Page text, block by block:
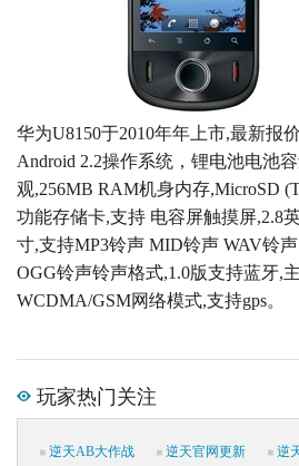
华为U8150于2010年年上市,最新报
Android 2.2操作系统，锂电池电池
观,256MB RAM机身内存,MicroSD
功能存储卡,支持 电容屏触摸屏,2.8
寸,支持MP3铃声 MID铃声 WAV铃
OGG铃声铃声格式,1.0版支持蓝牙,
WCDMA/GSM网络模式,支持gps。
玩家热门关注
逆天AB大作战 逆天官网更新 逆